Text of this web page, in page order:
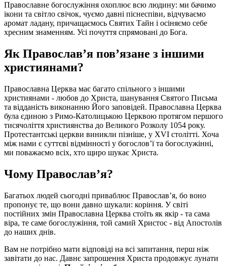
Православне богослужіння охоплює всю людину: ми бачимо
ікони та світло свічок, чуємо давні піснеспіви, відчуваємо
аромат ладану, причащаємось Святих Тайн і осіняємо себе
хресним знаменням. Усі почуття спрямовані до Бога.
Як Православ’я пов’язане з іншими
християнами?
Православна Церква має багато спільного з іншими
християнами - любов до Христа, шанування Святого Письма
та відданість виконанню Його заповідей. Православна Церква
була єдиною з Римо-Католицькою Церквою протягом першого
тисячоліття християнства до Великого Розколу 1054 року.
Протестантські церкви виникли пізніше, у XVI столітті. Хоча
між нами є суттєві відмінності у богослов’ї та богослужінні,
ми поважаємо всіх, хто щиро шукає Христа.
Чому Православ’я?
Багатьох людей сьогодні приваблює Православ’я, бо воно
пропонує те, що вони давно шукали: коріння. У світі
постійних змін Православна Церква стоїть як якір - та сама
віра, те саме богослужіння, той самий Христос - від Апостолів
до наших днів.
Вам не потрібно мати відповіді на всі запитання, перш ніж
завітати до нас. Давнє запрошення Христа продовжує лунати